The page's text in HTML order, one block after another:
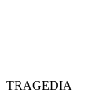
TRAGEDIA